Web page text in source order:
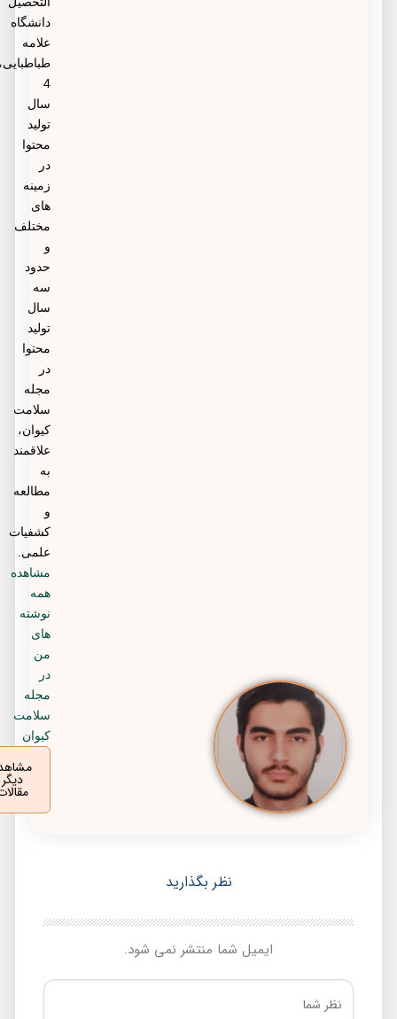
دانشگاه
علامه
طباطبایی،
محتوا
مختلف
محتوا
سلامت
کیوان،
علاقمند
مطالعه
کشفیات
علمی.
مشاهده
نوشته
سلامت
کیوان
مشاهده
مقالات
نظر بگذارید
ایمیل شما منتشر نمی شود.